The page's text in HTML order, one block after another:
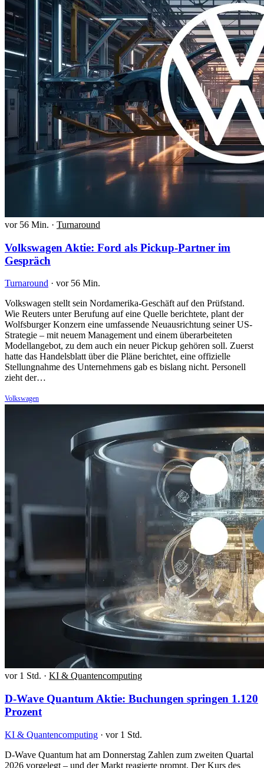
vor 56 Min. · Turnaround
Volkswagen Aktie: Ford als Pickup-Partner im
Gespräch
Turnaround · vor 56 Min.
Volkswagen stellt sein Nordamerika-Geschäft auf den Prüfstand.
Wie Reuters unter Berufung auf eine Quelle berichtete, plant der
Wolfsburger Konzern eine umfassende Neuausrichtung seiner US-
Strategie – mit neuem Management und einem überarbeiteten
Modellangebot, zu dem auch ein neuer Pickup gehören soll. Zuerst
hatte das Handelsblatt über die Pläne berichtet, eine offizielle
Stellungnahme des Unternehmens gab es bislang nicht. Personell
zieht der…
Volkswagen
vor 1 Std. · KI & Quantencomputing
D-Wave Quantum Aktie: Buchungen springen 1.120
Prozent
KI & Quantencomputing · vor 1 Std.
D-Wave Quantum hat am Donnerstag Zahlen zum zweiten Quartal
2026 vorgelegt – und der Markt reagierte prompt. Der Kurs des